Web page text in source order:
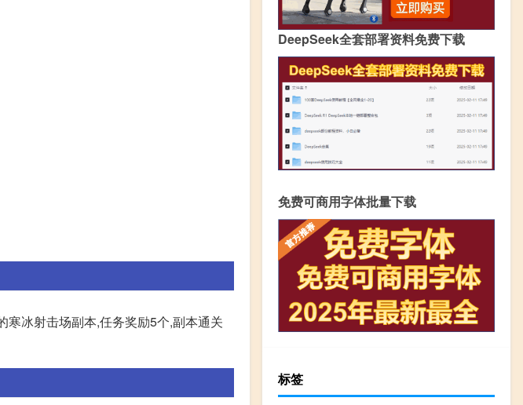
寒冰射击场副本,任务奖励5个,副本通关
DeepSeek全套部署资料免费下载
免费可商用字体批量下载
标签